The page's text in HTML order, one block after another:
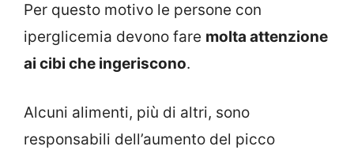
Per questo motivo le persone con
iperglicemia devono fare molta attenzione
ai cibi che ingeriscono.
Alcuni alimenti, più di altri, sono
responsabili dell’aumento del picco